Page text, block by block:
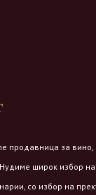
продавница за вино,
широк избор
со избор на